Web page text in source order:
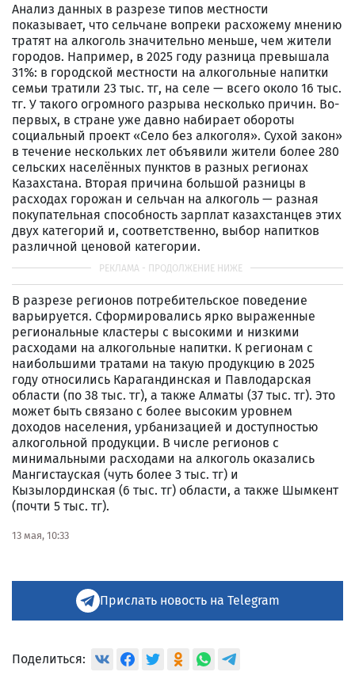
Анализ данных в разрезе типов местности
показывает, что сельчане вопреки расхожему мнению
тратят на алкоголь значительно меньше, чем жители
городов. Например, в 2025 году разница превышала
31%: в городской местности на алкогольные напитки
семьи тратили 23 тыс. тг, на селе — всего около 16 тыс.
тг. У такого огромного разрыва несколько причин. Во-
первых, в стране уже давно набирает обороты
социальный проект «Село без алкоголя». Сухой закон»
в течение нескольких лет объявили жители более 280
сельских населённых пунктов в разных регионах
Казахстана. Вторая причина большой разницы в
расходах горожан и сельчан на алкоголь — разная
покупательная способность зарплат казахстанцев этих
двух категорий и, соответственно, выбор напитков
различной ценовой категории.
В разрезе регионов потребительское поведение
варьируется. Сформировались ярко выраженные
региональные кластеры с высокими и низкими
расходами на алкогольные напитки. К регионам с
наибольшими тратами на такую продукцию в 2025
году относились Карагандинская и Павлодарская
области (по 38 тыс. тг), а также Алматы (37 тыс. тг). Это
может быть связано с более высоким уровнем
доходов населения, урбанизацией и доступностью
алкогольной продукции. В числе регионов с
минимальными расходами на алкоголь оказались
Мангистауская (чуть более 3 тыс. тг) и
Кызылординская (6 тыс. тг) области, а также Шымкент
(почти 5 тыс. тг).
13 мая, 10:33
Прислать новость на Telegram
Поделиться: